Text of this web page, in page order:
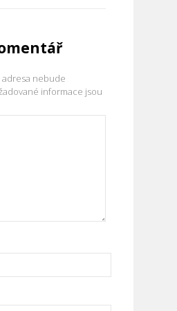
adresa nebude
informace jsou